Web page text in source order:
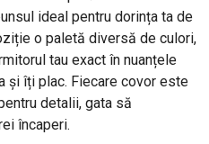
ideal pentru dorința ta de
o paletă diversă de culori,
tau exact în nuanțele
și îți plac. Fiecare covor este
detalii, gata să
încaperi.